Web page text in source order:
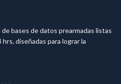
bases de datos prearmadas listas
diseñadas para lograr la